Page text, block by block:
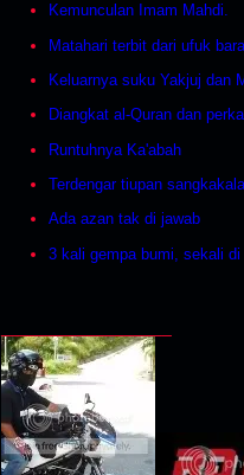
Kemunculan Imam Mahdi.
Matahari terbit dari ufuk
Keluarnya suku Yakjuj dan
Diangkat al-Quran dan
Runtuhnya Ka'abah
Terdengar tiupan
Ada azan tak di jawab
3 kali gempa bumi, sekali